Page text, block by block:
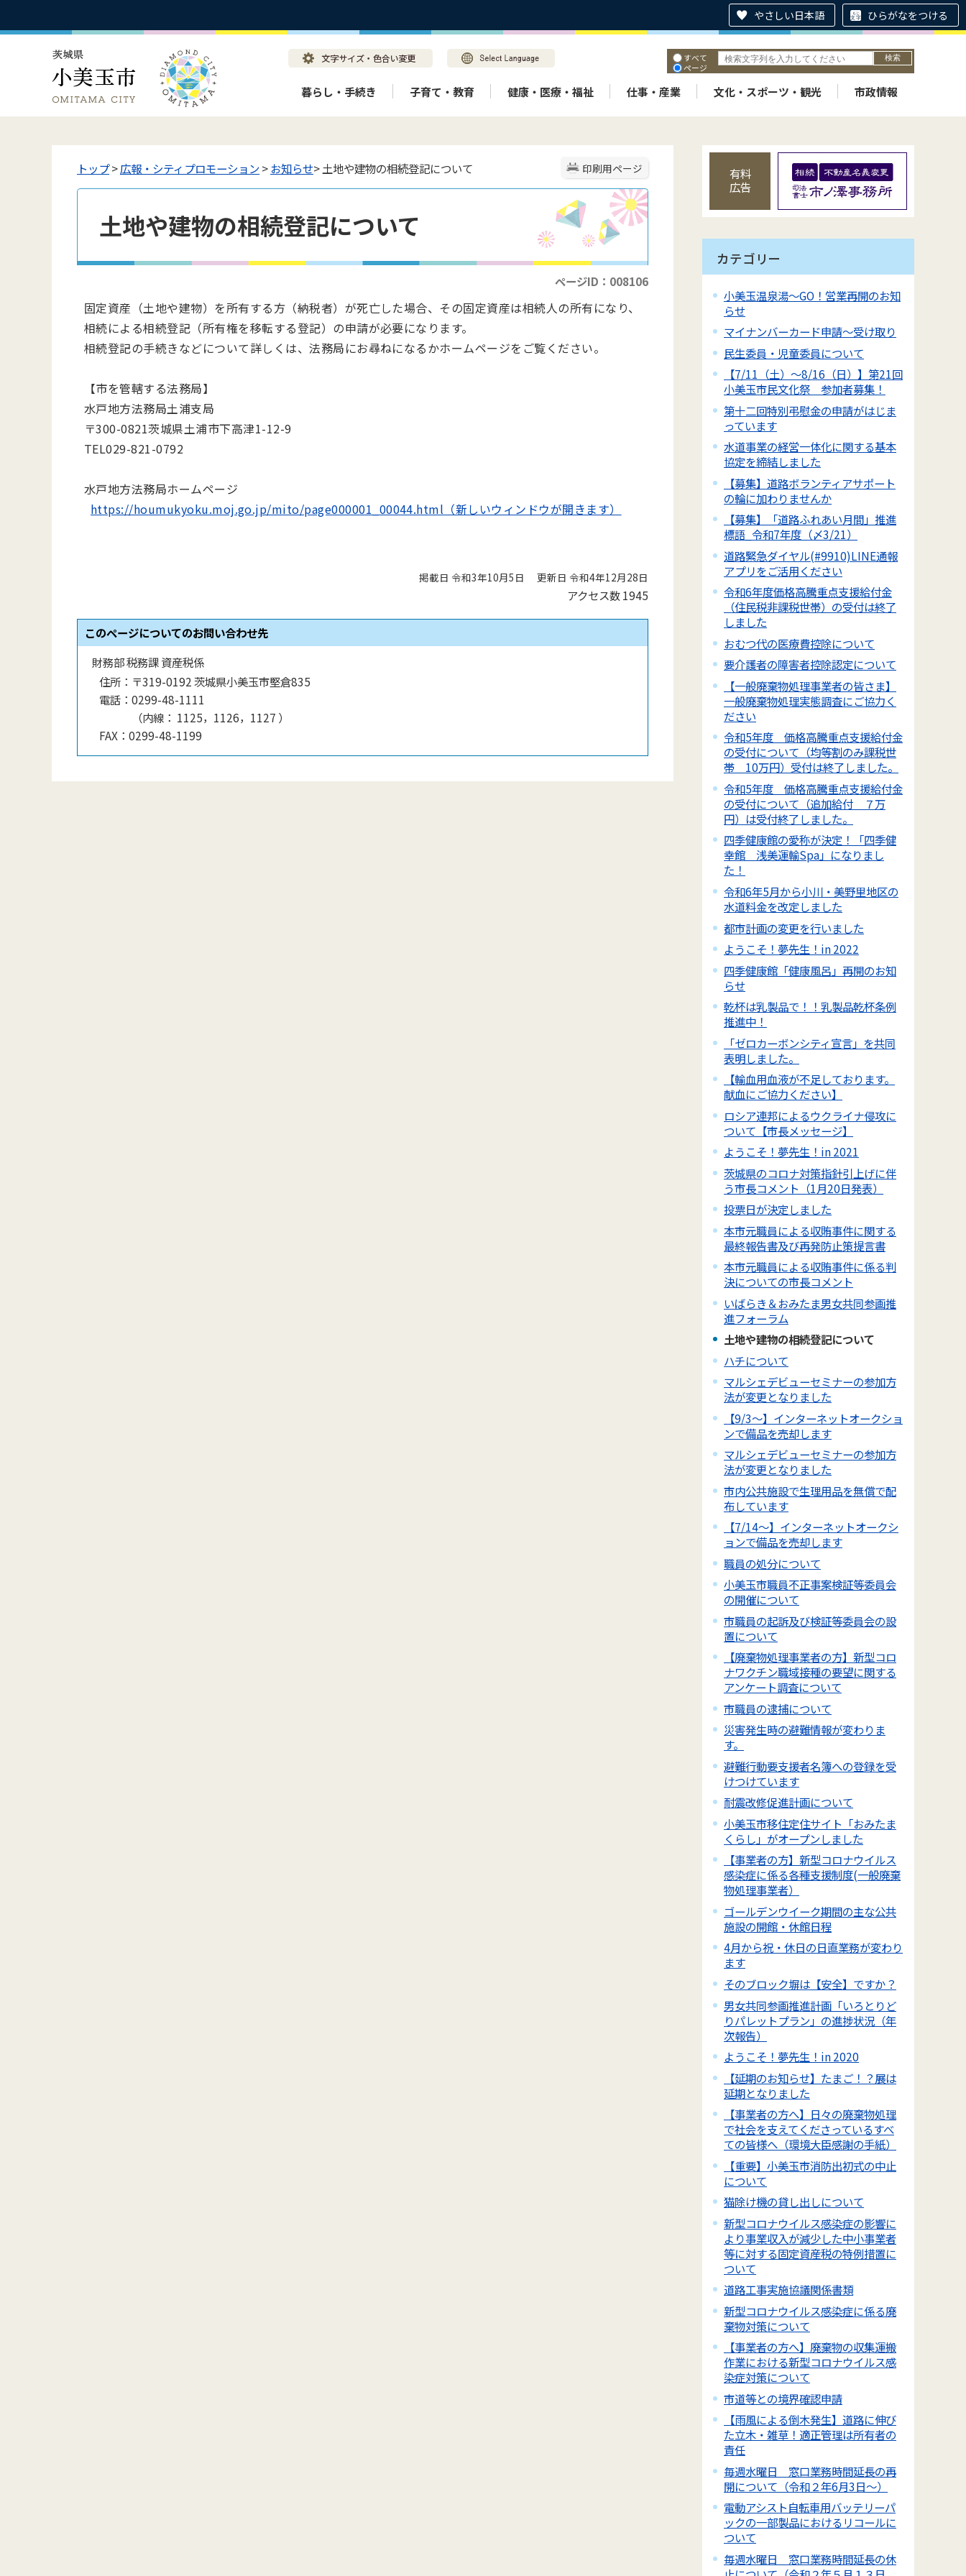
やさしい日本語 ひらがなをつける
すべて
ページ
暮らし・手続き 子育て・教育 健康・医療・福祉 仕事・産業 文化・スポーツ・観光 市政情報
印刷用ページ
トップ>広報・シティプロモーション>お知らせ> 土地や建物の相続登記について
土地や建物の相続登記について
ページID：008106
固定資産（土地や建物）を所有する方（納税者）が死亡した場合、その固定資産は相続人の所有になり、
相続による相続登記（所有権を移転する登記）の申請が必要になります。
相続登記の手続きなどについて詳しくは、法務局にお尋ねになるかホームページをご覧ください。
【市を管轄する法務局】
水戸地方法務局土浦支局
〒300-0821茨城県土浦市下高津1-12-9
TEL029-821-0792
水戸地方法務局ホームページ
https://houmukyoku.moj.go.jp/mito/page000001_00044.html（新しいウィンドウが開きます）
掲載日 令和3年10月5日 更新日 令和4年12月28日
アクセス数1945
このページについてのお問い合わせ先
財務部 税務課 資産税係
住所： 〒319-0192 茨城県小美玉市堅倉835
電話： 0299-48-1111
（内線 ： 1125，1126，1127 ）
FAX： 0299-48-1199
有料
広告
カテゴリー
小美玉温泉湯～GO！営業再開のお知
らせ
マイナンバーカード申請～受け取り
民生委員・児童委員について
【7/11（土）～8/16（日）】第21回
小美玉市民文化祭 参加者募集！
第十二回特別弔慰金の申請がはじま
っています
水道事業の経営一体化に関する基本
協定を締結しました
【募集】道路ボランティアサポート
の輪に加わりませんか
【募集】「道路ふれあい月間」推進
標語_令和7年度（〆3/21）
道路緊急ダイヤル(#9910)LINE通報
アプリをご活用ください
令和6年度価格高騰重点支援給付金
（住民税非課税世帯）の受付は終了
しました
おむつ代の医療費控除について
要介護者の障害者控除認定について
【一般廃棄物処理事業者の皆さま】
一般廃棄物処理実態調査にご協力く
ださい
令和5年度 価格高騰重点支援給付金
の受付について（均等割のみ課税世
帯 10万円）受付は終了しました。
令和5年度 価格高騰重点支援給付金
の受付について（追加給付 ７万
円）は受付終了しました。
四季健康館の愛称が決定！「四季健
幸館 浅美運輸Spa」になりまし
た！
令和6年5月から小川・美野里地区の
水道料金を改定しました
都市計画の変更を行いました
ようこそ！夢先生！in 2022
四季健康館「健康風呂」再開のお知
らせ
乾杯は乳製品で！！乳製品乾杯条例
推進中！
「ゼロカーボンシティ宣言」を共同
表明しました。
【輸血用血液が不足しております。
献血にご協力ください】
ロシア連邦によるウクライナ侵攻に
ついて【市長メッセージ】
ようこそ！夢先生！in 2021
茨城県のコロナ対策指針引上げに伴
う市長コメント（1月20日発表）
投票日が決定しました
本市元職員による収賄事件に関する
最終報告書及び再発防止策提言書
本市元職員による収賄事件に係る判
決についての市長コメント
いばらき＆おみたま男女共同参画推
進フォーラム
土地や建物の相続登記について
ハチについて
マルシェデビューセミナーの参加方
法が変更となりました
【9/3～】インターネットオークショ
ンで備品を売却します
マルシェデビューセミナーの参加方
法が変更となりました
市内公共施設で生理用品を無償で配
布しています
【7/14～】インターネットオークシ
ョンで備品を売却します
職員の処分について
小美玉市職員不正事案検証等委員会
の開催について
市職員の起訴及び検証等委員会の設
置について
【廃棄物処理事業者の方】新型コロ
ナワクチン職域接種の要望に関する
アンケート調査について
市職員の逮捕について
災害発生時の避難情報が変わりま
す。
避難行動要支援者名簿への登録を受
けつけています
耐震改修促進計画について
小美玉市移住定住サイト「おみたま
くらし」がオープンしました
【事業者の方】新型コロナウイルス
感染症に係る各種支援制度(一般廃棄
物処理事業者）
ゴールデンウイーク期間の主な公共
施設の開館・休館日程
4月から祝・休日の日直業務が変わり
ます
そのブロック塀は【安全】ですか？
男女共同参画推進計画「いろとりど
りパレットプラン」の進捗状況（年
次報告）
ようこそ！夢先生！in 2020
【延期のお知らせ】たまご！？展は
延期となりました
【事業者の方へ】日々の廃棄物処理
で社会を支えてくださっているすべ
ての皆様へ（環境大臣感謝の手紙）
【重要】小美玉市消防出初式の中止
について
猫除け機の貸し出しについて
新型コロナウイルス感染症の影響に
より事業収入が減少した中小事業者
等に対する固定資産税の特例措置に
ついて
道路工事実施協議関係書類
新型コロナウイルス感染症に係る廃
棄物対策について
【事業者の方へ】廃棄物の収集運搬
作業における新型コロナウイルス感
染症対策について
市道等との境界確認申請
【雨風による倒木発生】道路に伸び
た立木・雑草！適正管理は所有者の
責任
毎週水曜日 窓口業務時間延長の再
開について（令和２年6月3日～）
電動アシスト自転車用バッテリーパ
ックの一部製品におけるリコールに
ついて
毎週水曜日 窓口業務時間延長の休